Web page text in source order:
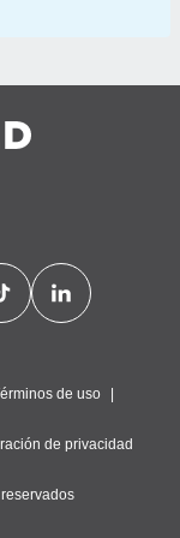
de uso
de privacidad